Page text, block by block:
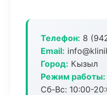
Телефон: 8
Email:
Город: Кызыл
Режим работы:
Сб-Вс: 10:00-